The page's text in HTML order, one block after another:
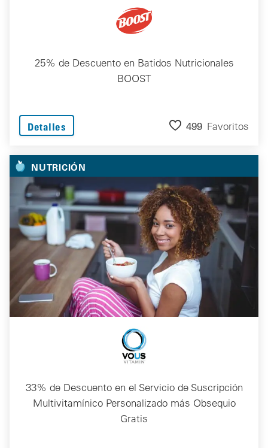
25% de Descuento en Batidos Nutricionales
BOOST
Detalles 499 Favoritos
NUTRICIÓN
33% de Descuento en el Servicio de Suscripción
Multivitamínico Personalizado más Obsequio
Gratis